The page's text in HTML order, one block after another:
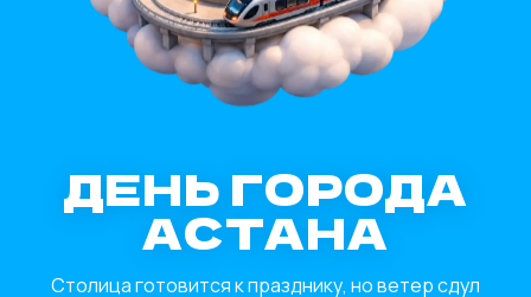
ДЕНЬ ГОРОДА
АСТАНА
Столица готовится к празднику, но ветер сдул